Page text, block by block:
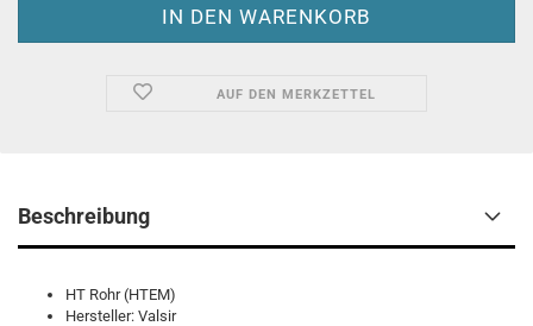
AUF DEN MERKZETTEL
Beschreibung
HT Rohr (HTEM)
Hersteller: Valsir